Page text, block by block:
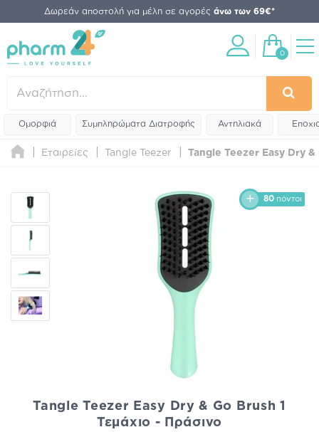
Δωρεάν αποστολή για μέλη σε αγορές άνω των 69€*
0
Ομορφιά Συμπληρώματα Διατροφής Αντηλιακά
Εταιρείες Tangle Teezer Tangle Teezer Easy Dry &
80 πόντοι
Tangle Teezer Easy Dry & Go Brush 1
Τεμάχιο - Πράσινο